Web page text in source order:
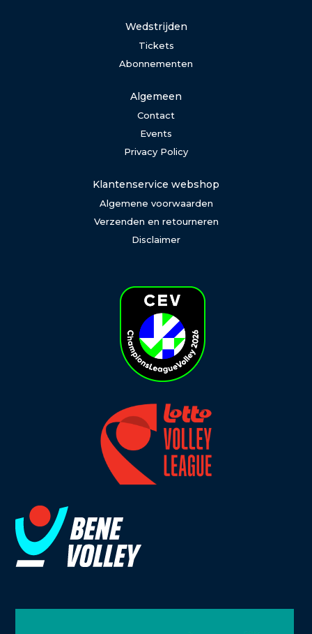
Wedstrijden
Tickets
Abonnementen
Algemeen
Contact
Events
Privacy Policy
Klantenservice webshop
Algemene voorwaarden
Verzenden en retourneren
Disclaimer